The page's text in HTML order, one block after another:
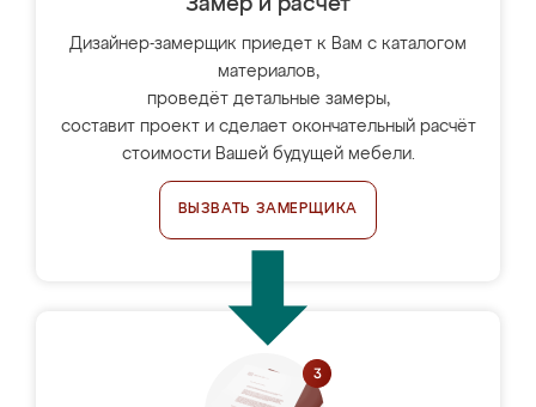
Замер и расчет
Дизайнер-замерщик приедет к Вам с каталогом
материалов,
проведёт детальные замеры,
составит проект и сделает окончательный расчёт
стоимости Вашей будущей мебели.
ВЫЗВАТЬ ЗАМЕРЩИКА